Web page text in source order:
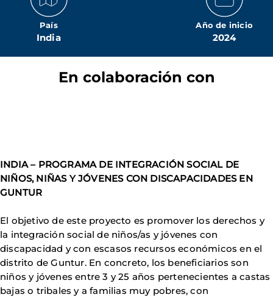
País
India
Año de inicio
2024
En colaboración con
INDIA – PROGRAMA DE INTEGRACIÓN SOCIAL DE
NIÑOS, NIÑAS Y JÓVENES CON DISCAPACIDADES EN
GUNTUR
El objetivo de este proyecto es promover los derechos y
la integración social de niños/as y jóvenes con
discapacidad y con escasos recursos económicos en el
distrito de Guntur. En concreto, los beneficiarios son
niños y jóvenes entre 3 y 25 años pertenecientes a castas
bajas o tribales y a familias muy pobres, con